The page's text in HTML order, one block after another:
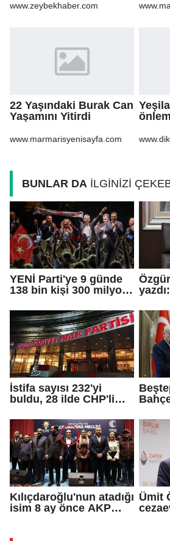
www.zeybekhaber.com
22 Yaşındaki Burak Can
Yaşamını Yitirdi
www.marmarisyenisayfa.com
BUNLAR DA İLGİNİZİ
YENİ Parti'ye 9 günde
138 bin kişi 300 milyon
İstifa sayısı 232'yi
buldu, 28 ilde CHP'li
Kılıçdaroğlu'nun atadığı
isim 8 ay önce AKP
Ümit